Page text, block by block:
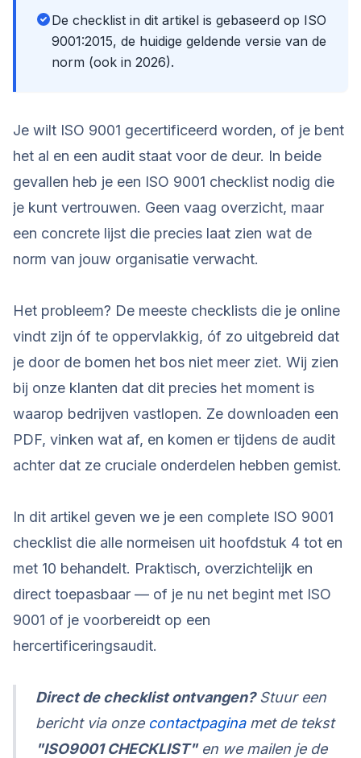
De checklist in dit artikel is gebaseerd op ISO
9001:2015, de huidige geldende versie van de
norm (ook in 2026).
Je wilt ISO 9001 gecertificeerd worden, of je bent
het al en een audit staat voor de deur. In beide
gevallen heb je een ISO 9001 checklist nodig die
je kunt vertrouwen. Geen vaag overzicht, maar
een concrete lijst die precies laat zien wat de
norm van jouw organisatie verwacht.
Het probleem? De meeste checklists die je online
vindt zijn óf te oppervlakkig, óf zo uitgebreid dat
je door de bomen het bos niet meer ziet. Wij zien
bij onze klanten dat dit precies het moment is
waarop bedrijven vastlopen. Ze downloaden een
PDF, vinken wat af, en komen er tijdens de audit
achter dat ze cruciale onderdelen hebben gemist.
In dit artikel geven we je een complete ISO 9001
checklist die alle normeisen uit hoofdstuk 4 tot en
met 10 behandelt. Praktisch, overzichtelijk en
direct toepasbaar — of je nu net begint met ISO
9001 of je voorbereidt op een
hercertificeringsaudit.
Direct de checklist ontvangen?Stuur een
bericht via onze contactpaginamet de tekst
"ISO9001 CHECKLIST"en we mailen je de